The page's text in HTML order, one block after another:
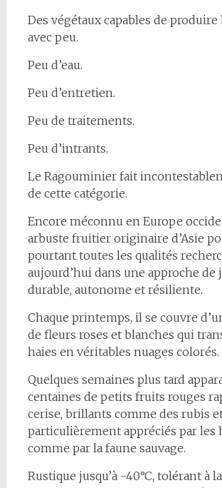
Des végétaux capables de produire
avec peu.
Peu d’eau.
Peu d’entretien.
Peu de traitements.
Peu d’intrants.
Le Ragouminier fait
de cette catégorie.
Encore méconnu en Europe
arbuste fruitier originaire d’Asie
pourtant toutes les qualités
aujourd’hui dans une approche de
durable, autonome et résiliente.
Chaque printemps, il se couvre
de fleurs roses et blanches qui
haies en véritables nuages colorés.
Quelques semaines plus tard
centaines de petits fruits rouges
cerise, brillants comme des rubis
particulièrement appréciés par les
comme par la faune sauvage.
Rustique jusqu’à -40°C, tolérant à